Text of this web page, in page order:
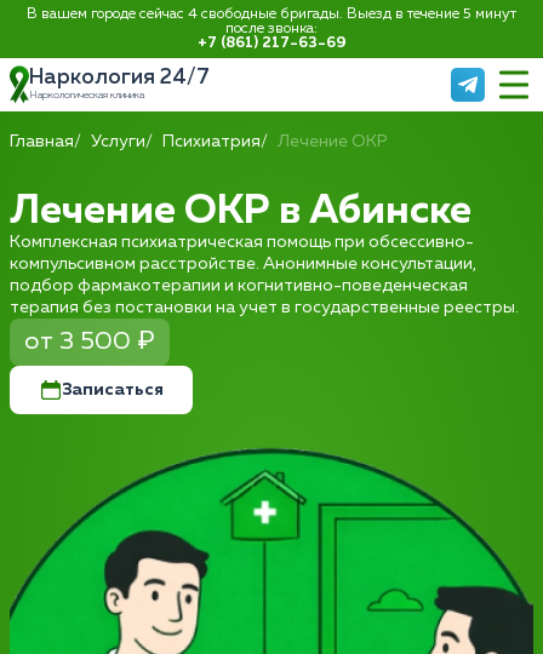
В вашем городе сейчас 4 свободные бригады. Выезд в течение 5 минут
после звонка:
+7 (861) 217-63-69
Наркология 24/7
Наркологическая клиника
Главная Услуги Психиатрия Лечение ОКР
Лечение ОКР в Абинске
Комплексная психиатрическая помощь при обсессивно-
компульсивном расстройстве. Анонимные консультации,
подбор фармакотерапии и когнитивно-поведенческая
терапия без постановки на учет в государственные реестры.
от 3 500 ₽
Записаться